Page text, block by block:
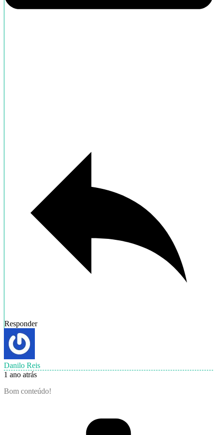
Responder
Danilo Reis
1 ano atrás
Bom conteúdo!